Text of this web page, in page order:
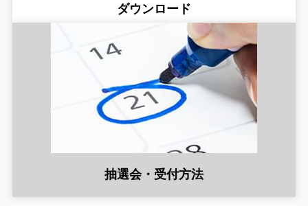
ダウンロード
抽選会・受付方法